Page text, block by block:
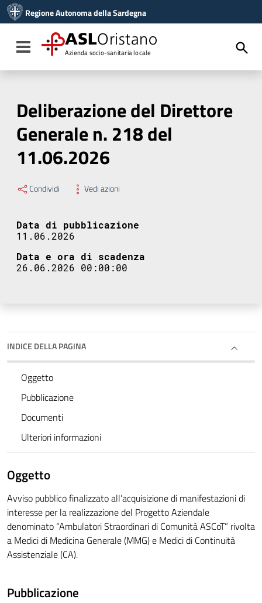
Vai al menu di navigazione
Vai al footer
Regione Autonoma della Sardegna
Toggle navigation
ASLOristano
Azienda socio-sanitaria locale
Deliberazione del Direttore
Generale n. 218 del
11.06.2026
Condividi Vedi azioni
Data di pubblicazione
11.06.2026
Data e ora di scadenza
26.06.2026 00:00:00
INDICE DELLA PAGINA
Oggetto
Pubblicazione
Documenti
Ulteriori informazioni
Oggetto
Avviso pubblico finalizzato all’acquisizione di manifestazioni di
interesse per la realizzazione del Progetto Aziendale
denominato “Ambulatori Straordinari di Comunità ASCoT” rivolta
a Medici di Medicina Generale (MMG) e Medici di Continuità
Assistenziale (CA).
Pubblicazione